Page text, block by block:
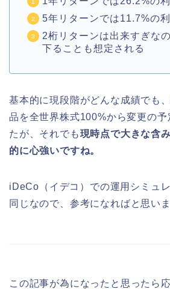
5年リターンでは11.7%の利
2桁リターンは出来すぎな
下ることも想定される
基本的に現段階がどんな成績でも
品を全世界株式100%から変更の予
たが、それでも現時点で大きな含
的に心強いですね。
iDeCo（イデコ）での運用シミュ
同じなので、参考になればと思いま
この記事が為になったと思ったら